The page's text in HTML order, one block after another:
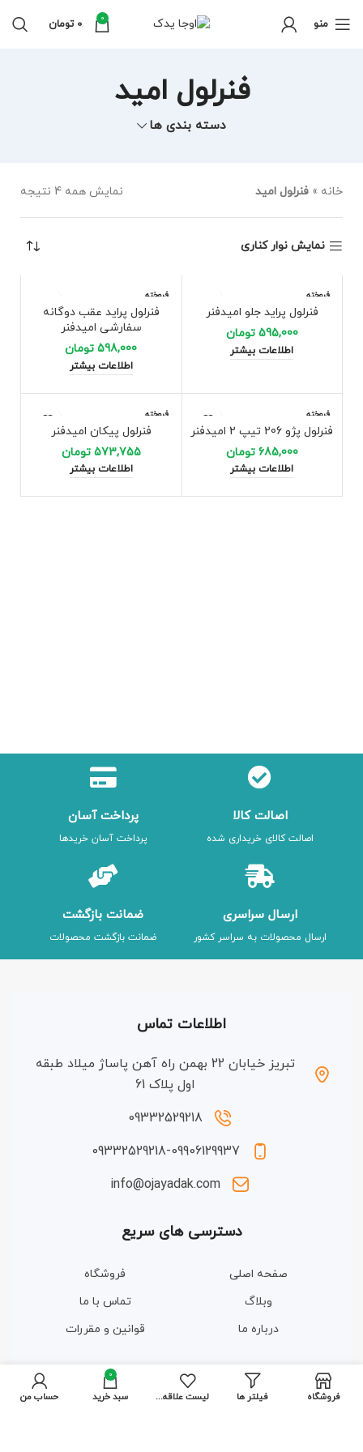
منو 0
0 تومان
فنرلول امید
دسته بندی ها
خانه » فنرلول امید نمایش همه 4 نتیجه
نمایش نوار کناری
فروخته
شده
فنرلول پراید جلو امیدفنر
595,000 تومان
اطلاعات بیشتر
فروخته
شده
فنرلول پراید عقب دوگانه
سفارشی امیدفنر
598,000 تومان
اطلاعات بیشتر
فروخته
فنرلول پژو 206 تیپ 2 امیدفنر
685,000 تومان
اطلاعات بیشتر
فروخته
شدهفنرلول پیکان امیدفنر
573,755 تومان
اطلاعات بیشتر
اصالت کالا
اصالت کالای خریداری شده
پرداخت آسان
پرداخت آسان خریدها
ارسال سراسری
ارسال محصولات به سراسر کشور
ضمانت بازگشت
ضمانت بازگشت محصولات
اطلاعات تماس
تبریز خیابان 22 بهمن راه آهن پاساژ میلاد طبقه
اول پلاک 61
09332529218
09332529218-09906129937
info@ojayadak.com
دسترسی های سریع
صفحه اصلی
فروشگاه
وبلاگ
تماس با ما
درباره ما
قوانین و مقررات
مجوزها و گواهینامه ها
فروشگاه فیلتر ها لیست علاقه مندی ها
0
سبد خرید حساب من